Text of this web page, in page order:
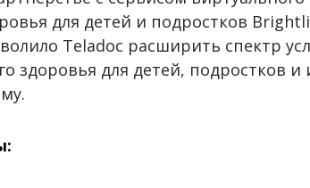
для детей и подростков
Teladoc расширить спектр
здоровья для детей, подростков и